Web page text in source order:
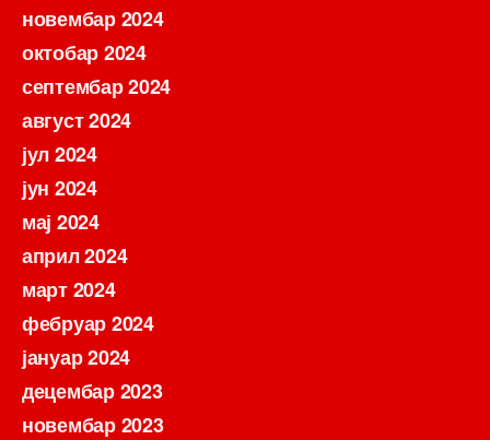
новембар 2024
октобар 2024
септембар 2024
август 2024
јул 2024
јун 2024
мај 2024
април 2024
март 2024
фебруар 2024
јануар 2024
децембар 2023
новембар 2023